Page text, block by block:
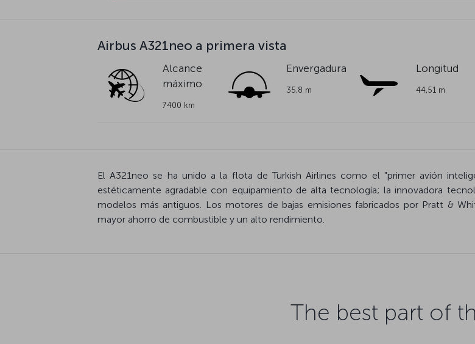
Airbus A321neo a primera vista
Alcance
máximo
7400 km
Envergadura
35,8 m
Longitud
44,51 m
El A321neo se ha unido a la flota de Turkish Airlines como el "primer avión
estéticamente agradable con equipamiento de alta tecnología; la innovadora
modelos más antiguos. Los motores de bajas emisiones fabricados por Pratt &
mayor ahorro de combustible y un alto rendimiento.
The best part of